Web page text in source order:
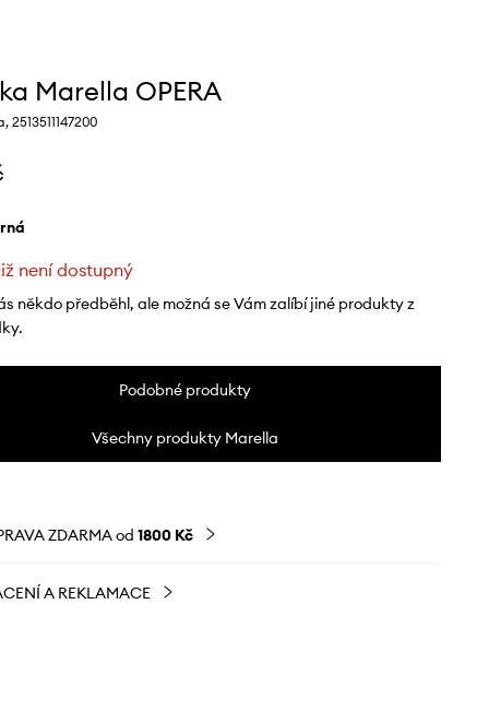
Marella OPERA
není dostupný
někdo předběhl, ale možná se Vám zalíbí jiné produkty z
Podobné produkty
Všechny produkty Marella
ZDARMA od 1800 Kč
A REKLAMACE